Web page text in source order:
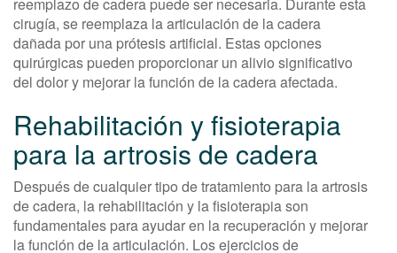
reemplazo de cadera puede ser necesaria. Durante esta
cirugía, se reemplaza la articulación de la cadera
dañada por una prótesis artificial. Estas opciones
quirúrgicas pueden proporcionar un alivio significativo
del dolor y mejorar la función de la cadera afectada.
Rehabilitación y fisioterapia
para la artrosis de cadera
Después de cualquier tipo de tratamiento para la artrosis
de cadera, la rehabilitación y la fisioterapia son
fundamentales para ayudar en la recuperación y mejorar
la función de la articulación. Los ejercicios de